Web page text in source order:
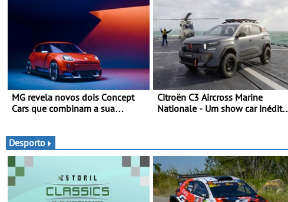
MG revela novos dois Concept
Cars que combinam a sua
Goodwood Festival of Speed
2026
Citroën C3 Aircross Marine
Nationale - Um show car inédito
Desporto